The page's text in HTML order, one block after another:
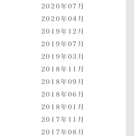
2020年07月
2020年04月
2019年12月
2019年07月
2019年03月
2018年11月
2018年09月
2018年06月
2018年01月
2017年11月
2017年08月